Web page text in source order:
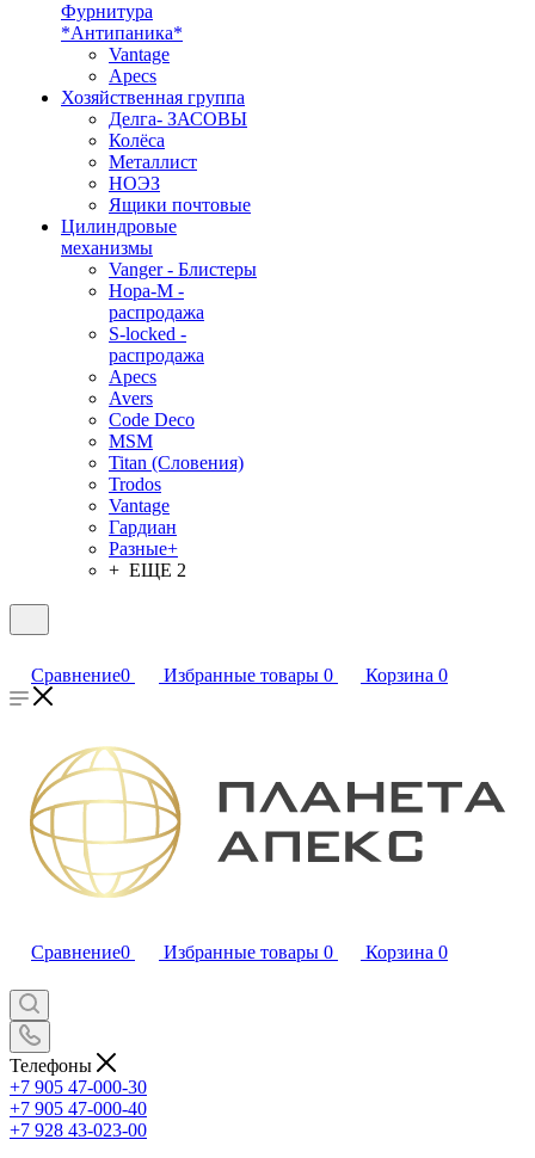
Фурнитура
*Антипаника*
Vantage
Apecs
Хозяйственная группа
Делга- ЗАСОВЫ
Колёса
Металлист
НОЭЗ
Ящики почтовые
Цилиндровые
механизмы
Vanger - Блистеры
Нора-М -
распродажа
S-locked -
распродажа
Apecs
Avers
Code Deco
MSM
Titan (Словения)
Trodos
Vantage
Гардиан
Разные+
+ ЕЩЕ 2
Сравнение0 Избранные товары 0 Корзина 0
Сравнение0 Избранные товары 0 Корзина 0
Телефоны
+7 905 47-000-30
+7 905 47-000-40
+7 928 43-023-00